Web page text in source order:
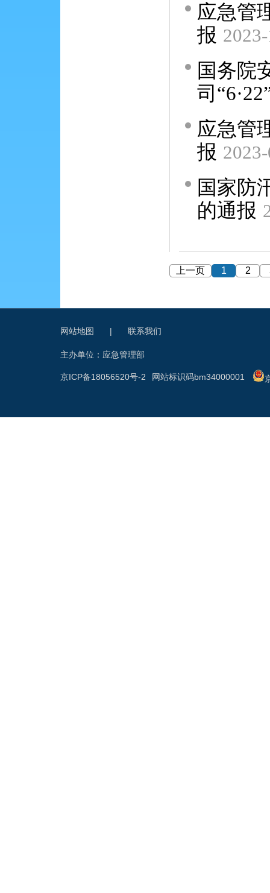
应急管
报
国务院
司
应急管
报
国家防
的通报
上一页 1 2
网站地图 | 联系我们
主办单位：应急管理部
网站标识码bm34000001
京ICP备18056520号-2